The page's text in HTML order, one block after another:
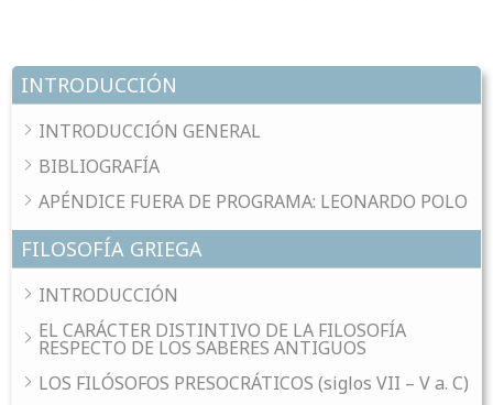
INTRODUCCIÓN
INTRODUCCIÓN GENERAL
BIBLIOGRAFÍA
APÉNDICE FUERA DE PROGRAMA: LEONARDO POLO
FILOSOFÍA GRIEGA
INTRODUCCIÓN
EL CARÁCTER DISTINTIVO DE LA FILOSOFÍA
RESPECTO DE LOS SABERES ANTIGUOS
LOS FILÓSOFOS PRESOCRÁTICOS (siglos VII – V a. C)